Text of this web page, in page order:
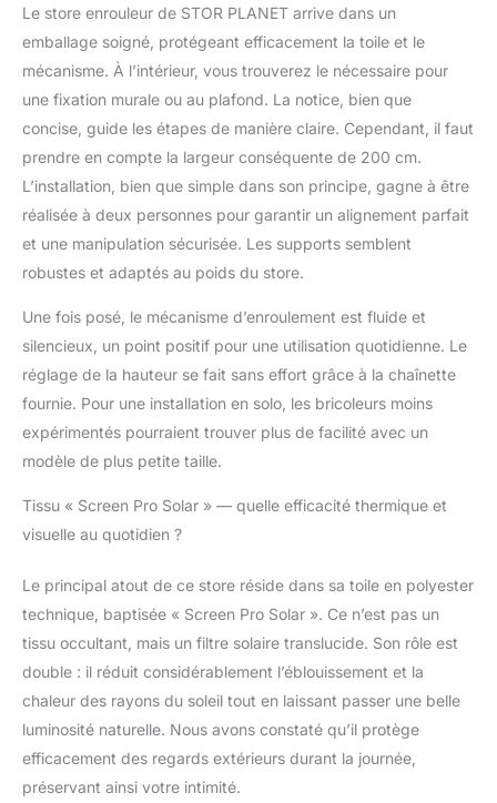
proposons une grande
variété de couleurs et
de dimensions allant
jusqu'à 240 cm de
stores idéaux pour les
grandes fenêtres et
portes, car nous
disposons également
jusqu'à 250 cm. Stores
enroulables
technique : Ce sont
des stores fabriqués
avec du tissu Screen
de haute gamme, un
tissu élégant et très
fonctionnel, qui répond
stores thermiques,
ainsi à l'économie
d'énergie à la maison.
Elles offrent une haute
protection solaire,
protégeant des rayons
U.V. Ce sont des
stores modernes et
élégants, parfaits pour
obtenir de l'intimité tout
en gardant les vues de
Le store enrouleur de STOR PLANET arrive dans un
emballage soigné, protégeant efficacement la toile et le
mécanisme. À l’intérieur, vous trouverez le nécessaire pour
une fixation murale ou au plafond. La notice, bien que
concise, guide les étapes de manière claire. Cependant, il faut
prendre en compte la largeur conséquente de 200 cm.
L’installation, bien que simple dans son principe, gagne à être
réalisée à deux personnes pour garantir un alignement parfait
et une manipulation sécurisée. Les supports semblent
robustes et adaptés au poids du store.
Une fois posé, le mécanisme d’enroulement est fluide et
silencieux, un point positif pour une utilisation quotidienne. Le
réglage de la hauteur se fait sans effort grâce à la chaînette
fournie. Pour une installation en solo, les bricoleurs moins
expérimentés pourraient trouver plus de facilité avec un
modèle de plus petite taille.
Tissu « Screen Pro Solar » — quelle efficacité thermique et
visuelle au quotidien ?
Le principal atout de ce store réside dans sa toile en polyester
technique, baptisée « Screen Pro Solar ». Ce n’est pas un
tissu occultant, mais un filtre solaire translucide. Son rôle est
double : il réduit considérablement l’éblouissement et la
chaleur des rayons du soleil tout en laissant passer une belle
luminosité naturelle. Nous avons constaté qu’il protège
efficacement des regards extérieurs durant la journée,
préservant ainsi votre intimité.